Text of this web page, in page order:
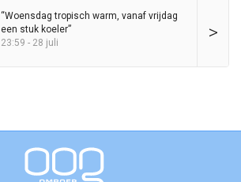
>
“Woensdag tropisch warm, vanaf vrijdag
een stuk koeler”
23:59 - 28 juli